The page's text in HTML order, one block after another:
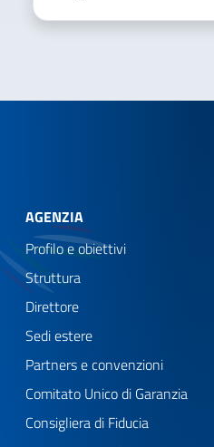
AGENZIA
Profilo e obiettivi
Struttura
Direttore
Sedi estere
Partners e convenzioni
Comitato Unico di Garanzia
Consigliera di Fiducia